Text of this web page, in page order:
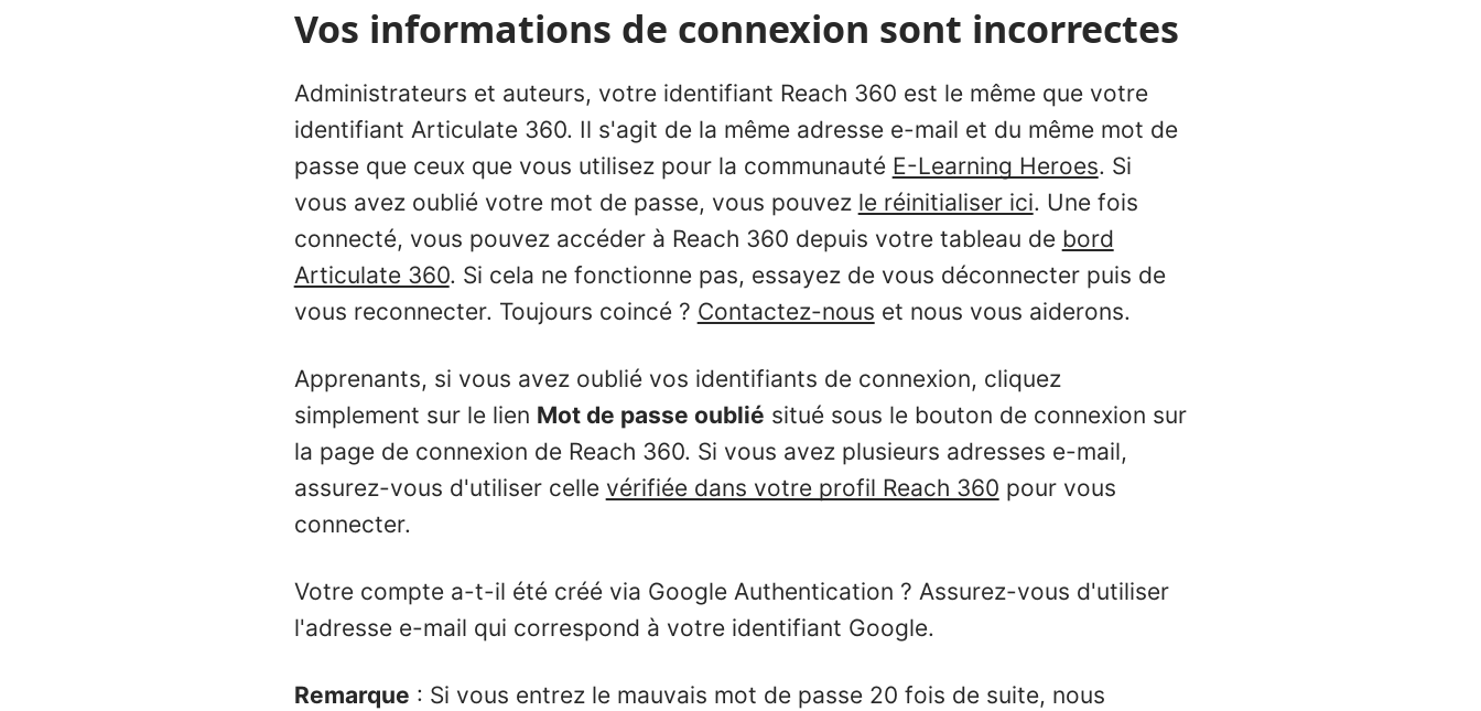
Vos informations de connexion sont incorrectes
Administrateurs et auteurs, votre identifiant Reach 360 est le même que votre
identifiant Articulate 360. Il s'agit de la même adresse e-mail et du même mot de
passe que ceux que vous utilisez pour la communauté E-Learning Heroes. Si
vous avez oublié votre mot de passe, vous pouvez le réinitialiser ici. Une fois
connecté, vous pouvez accéder à Reach 360 depuis votre tableau de bord
Articulate 360. Si cela ne fonctionne pas, essayez de vous déconnecter puis de
vous reconnecter. Toujours coincé ? Contactez-nous et nous vous aiderons.
Apprenants, si vous avez oublié vos identifiants de connexion, cliquez
simplement sur le lien Mot de passe oublié situé sous le bouton de connexion sur
la page de connexion de Reach 360. Si vous avez plusieurs adresses e-mail,
assurez-vous d'utiliser celle vérifiée dans votre profil Reach 360 pour vous
connecter.
Votre compte a-t-il été créé via Google Authentication ? Assurez-vous d'utiliser
l'adresse e-mail qui correspond à votre identifiant Google.
Remarque : Si vous entrez le mauvais mot de passe 20 fois de suite, nous